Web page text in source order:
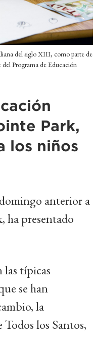
del siglo XIII, como parte de
del Programa de Educación
Park,
los niños
anterior a
ha presentado
las típicas
se han
la
los Santos,